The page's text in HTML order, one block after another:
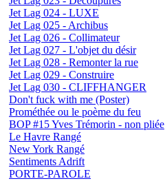
Jet Lag 024 - LUXE
Jet Lag 025 - Archibus
Jet Lag 026 - Collimateur
Jet Lag 027 - L'objet du désir
Jet Lag 028 - Remonter la rue
Jet Lag 029 - Construire
Jet Lag 030 - CLIFFHANGER
Don't fuck with me (Poster)
Prométhée ou le poème du feu
BOP #15 Yves Trémorin - non pliée
Le Havre Rangé
New York Rangé
Sentiments Adrift
PORTE-PAROLE